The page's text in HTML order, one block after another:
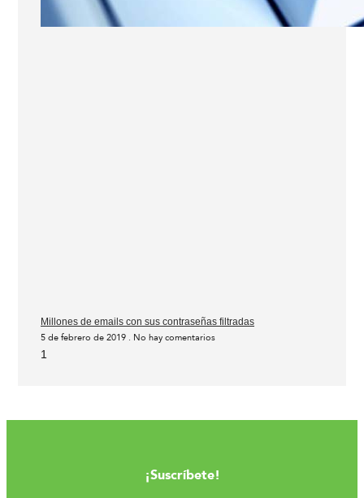
Millones de emails con sus contraseñas filtradas
5 de febrero de 2019 No hay comentarios
¡Suscríbete!